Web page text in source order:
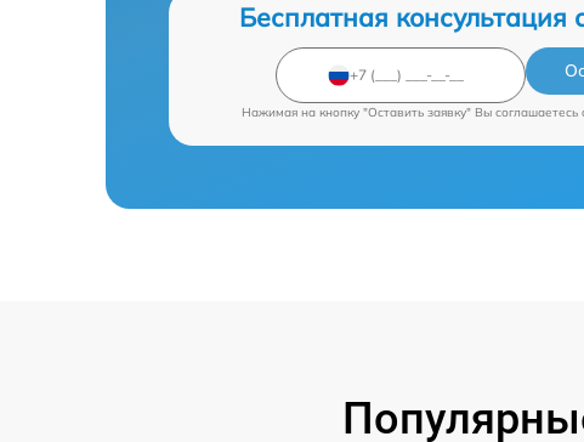
Бесплатная консультация
Нажимая на кнопку "Оставить заявку" Вы соглашаетесь